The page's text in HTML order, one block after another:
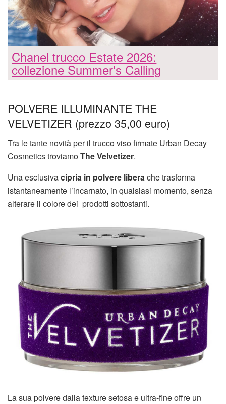
Chanel trucco Estate 2026:
collezione Summer's Calling
POLVERE ILLUMINANTE THE
VELVETIZER (prezzo 35,00 euro)
Tra le tante novità per il trucco viso firmate Urban Decay
Cosmetics troviamoThe Velvetizer.
Una esclusivacipria in polvere liberache trasforma
istantaneamente l’incarnato, in qualsiasi momento, senza
alterare il colore dei prodotti sottostanti.
La sua polvere dalla texture setosa e ultra-fine offre un